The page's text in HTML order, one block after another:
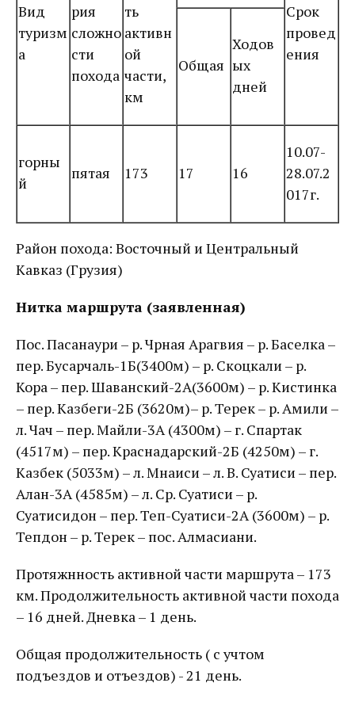
Вид
туризм
а
рия
сложно
сти
похода
ть
активн
ой
части,
км
Срок
провед
ения
Общая
Ходов
ых
дней
горны
й
пятая 173 17 16
10.07-
28.07.2
017г.
Район похода: Восточный и Центральный
Кавказ (Грузия)
Нитка маршрута (заявленная)
Пос. Пасанаури – р. Чрная Арагвия – р. Баселка –
пер. Бусарчаль-1Б(3400м) – р. Скоцкали – р.
Кора – пер. Шаванский-2А(3600м) – р. Кистинка
– пер. Казбеги-2Б (3620м)– р. Терек – р. Амили –
л. Чач – пер. Майли-3А (4300м) – г. Спартак
(4517м) – пер. Краснадарский-2Б (4250м) – г.
Казбек (5033м) – л. Мнаиси – л. В. Суатиси – пер.
Алан-3А (4585м) – л. Ср. Суатиси – р.
Суатисидон – пер. Теп-Суатиси-2А (3600м) – р.
Тепдон – р. Терек – пос. Алмасиани.
Протяжнность активной части маршрута – 173
км. Продолжительность активной части похода
– 16 дней. Дневка – 1 день.
Общая продолжительность ( с учтом
подъездов и отъездов) - 21 день.